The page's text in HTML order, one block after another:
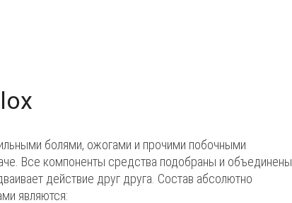
болями, ожогами и прочими побочными
Все компоненты средства подобраны и объединены
действие друг друга. Состав абсолютно
являются: